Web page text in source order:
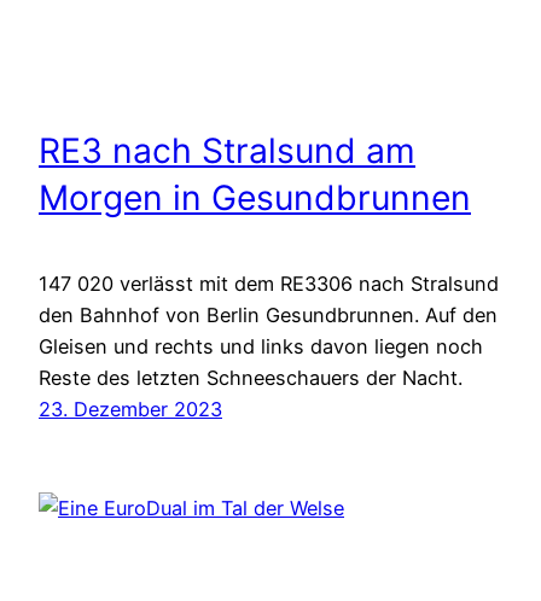
RE3 nach Stralsund am
Morgen in Gesundbrunnen
147 020 verlässt mit dem RE3306 nach Stralsund
den Bahnhof von Berlin Gesundbrunnen. Auf den
Gleisen und rechts und links davon liegen noch
Reste des letzten Schneeschauers der Nacht.
23. Dezember 2023